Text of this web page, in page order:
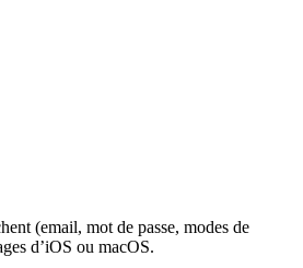
(email, mot de passe, modes de
d’iOS ou macOS.